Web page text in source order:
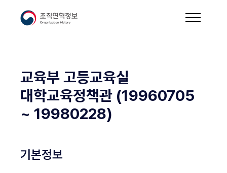
교육부 고등교육실
대학교육정책관 (19960705
~ 19980228)
기본정보